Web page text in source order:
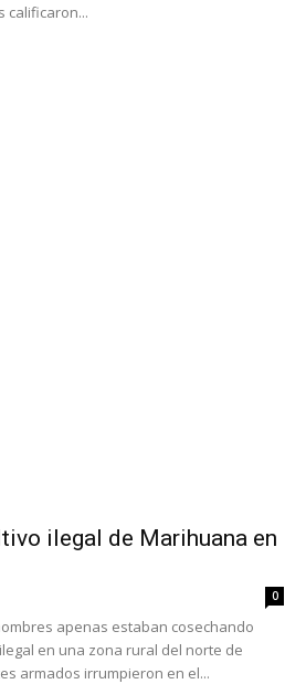
calificaron...
ilegal de Marihuana en
0
apenas estaban cosechando
en una zona rural del norte de
armados irrumpieron en el...